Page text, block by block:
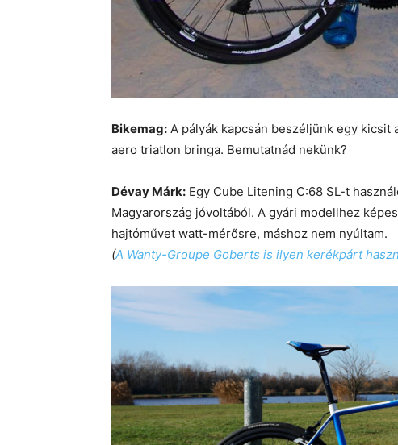
Bikemag: A pályák kapcsán beszéljünk egy
aero triatlon bringa. Bemutatnád nekünk?
Dévay Márk: Egy Cube Litening C:68 SL-t
Magyarország jóvoltából. A gyári modellhez
hajtóművet watt-mérősre, máshoz nem nyúltam.
(A Wanty-Groupe Goberts is ilyen kerékpárt